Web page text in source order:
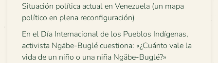
Situación política actual en Venezuela (un mapa
político en plena reconfiguración)
En el Día Internacional de los Pueblos Indígenas,
activista Ngäbe-Buglé cuestiona: «¿Cuánto vale la
vida de un niño o una niña Ngäbe-Buglé?»